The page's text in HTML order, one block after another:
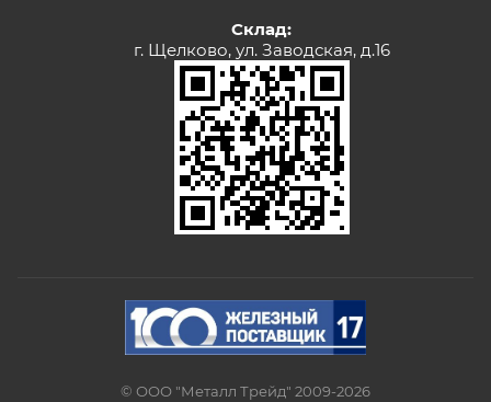
Склад:
г. Щелково, ул. Заводская, д.16
© ООО "Металл Трейд" 2009-2026